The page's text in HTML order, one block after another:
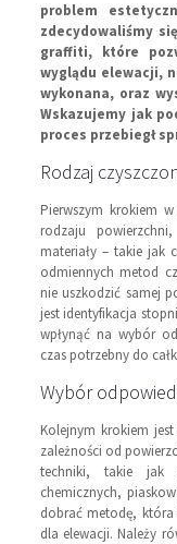
problem
zdecydowaliśmy
graffiti, które
wyglądu elewacji,
wykonana, oraz
Wskazujemy jak
proces przebiegł
Rodzaj
Pierwszym krokiem
rodzaju
materiały – takie jak
odmiennych metod
nie uszkodzić samej
jest identyfikacja
wpłynąć na wybór
czas potrzebny do
Wybór
Kolejnym krokiem
zależności od
techniki, takie jak
chemicznych,
dobrać metodę, która
dla elewacji. Należy